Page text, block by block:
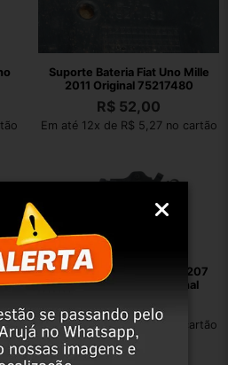
Suporte Bateria Fiat Uno Mille
2011 Original 75217480
R$ 52,00
Em até 12x de R$ 5,27 no cartão
Suporte Bateria Peugeot 207
& Hoggar 2010 11 Original
R$88,00
Em até 12x de R$ 8,92 no cartão